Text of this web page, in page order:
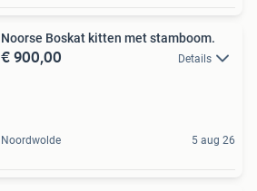
Noorse Boskat kitten met stamboom.
€ 900,00 Details
Noordwolde 5 aug 26